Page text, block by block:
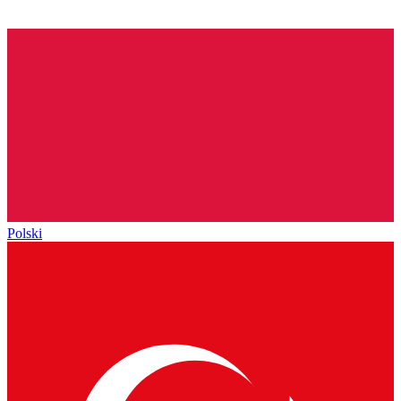
Polski